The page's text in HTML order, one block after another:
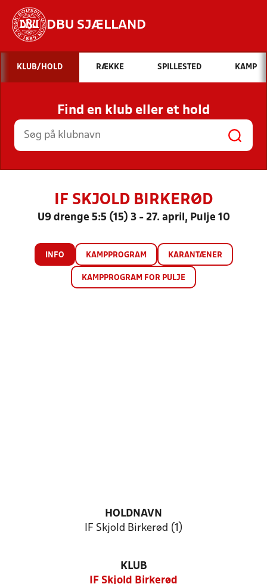
DBU SJÆLLAND
Hvad vil du søge efter?
INDHOLD OG NYHEDER
STILLINGER, RESULTATER, KLUBBER OG
HOLD
KLUB/HOLD RÆKKE SPILLESTED KAMP
Find en klub eller et hold
IF SKJOLD BIRKERØD
U9 drenge 5:5 (15) 3 - 27. april, Pulje 10
INFO KAMPPROGRAM KARANTÆNER
KAMPPROGRAM FOR PULJE
HOLDNAVN
IF Skjold Birkerød (1)
KLUB
IF Skjold Birkerød